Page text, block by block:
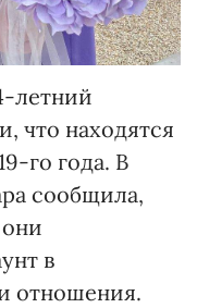
летний
что находятся
го года. В
сообщила,
в
отношения.